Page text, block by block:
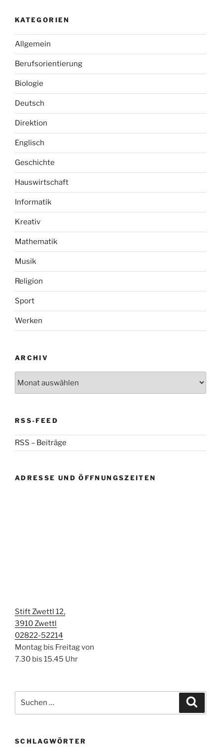
KATEGORIEN
Allgemein
Berufsorientierung
Biologie
Deutsch
Direktion
Englisch
Geschichte
Hauswirtschaft
Informatik
Kreativ
Mathematik
Musik
Religion
Sport
Werken
ARCHIV
RSS-FEED
RSS – Beiträge
ADRESSE UND ÖFFNUNGSZEITEN
Stift Zwettl 12,
3910 Zwettl
02822-52214
Montag bis Freitag von
7.30 bis 15.45 Uhr
nach:
SCHLAGWÖRTER